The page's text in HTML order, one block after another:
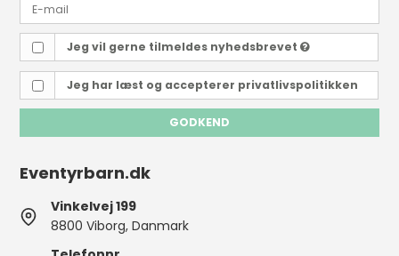
Jeg vil gerne tilmeldes nyhedsbrevet
Jeg har læst og accepterer privatlivspolitikken
GODKEND
Eventyrbarn.dk
Vinkelvej 199
8800 Viborg, Danmark